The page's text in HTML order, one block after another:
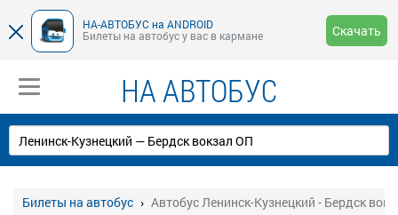
НА-АВТОБУС на ANDROID
Билеты на автобус у вас в кармане
Скачать
НА АВТОБУС
Билеты на автобус Автобус Ленинск-Кузнецкий - Бердск